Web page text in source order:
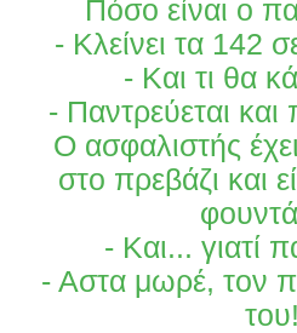
Πόσο είναι ο
- Κλείνει τα 142
- Και τι θα
- Παντρεύεται
Ο ασφαλιστής
στο πρεβάζι και
- Και... γιατί
- Αστα μωρέ, τον
του!